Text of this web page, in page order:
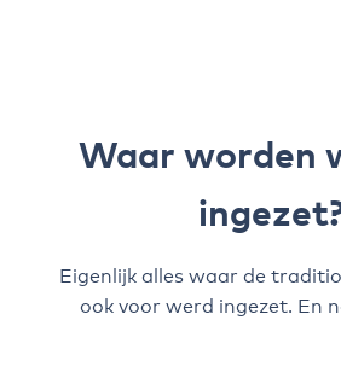
Waar worden
Eigenlijk alles waar de
ook voor werd ingezet. En